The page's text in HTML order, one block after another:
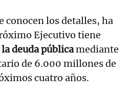
conocen los detalles, ha
Ejecutivo tiene
deuda públicamediante
de 6.000 millones de
cuatro años.